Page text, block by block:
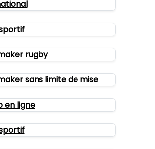
rugby
sans limite de mise
en ligne